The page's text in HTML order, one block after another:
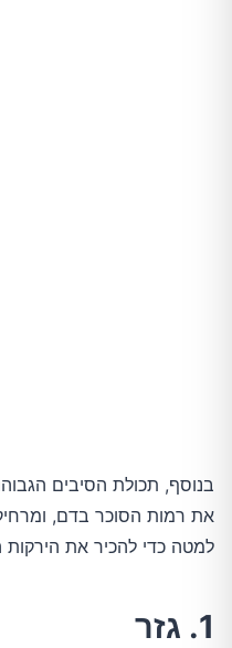
בנוסף, תכולת הסיבים
את רמות הסוכר בדם,
למטה כדי להכיר את הירקות
1. גזר